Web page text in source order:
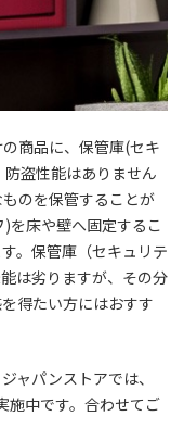
商品に、保管庫(セキ
盗性能はありません
のを保管することが
を床や壁へ固定するこ
。保管庫（セキュリテ
は劣りますが、その分
得たい方にはおすす
ャパンストアでは、
施中です。合わせてご